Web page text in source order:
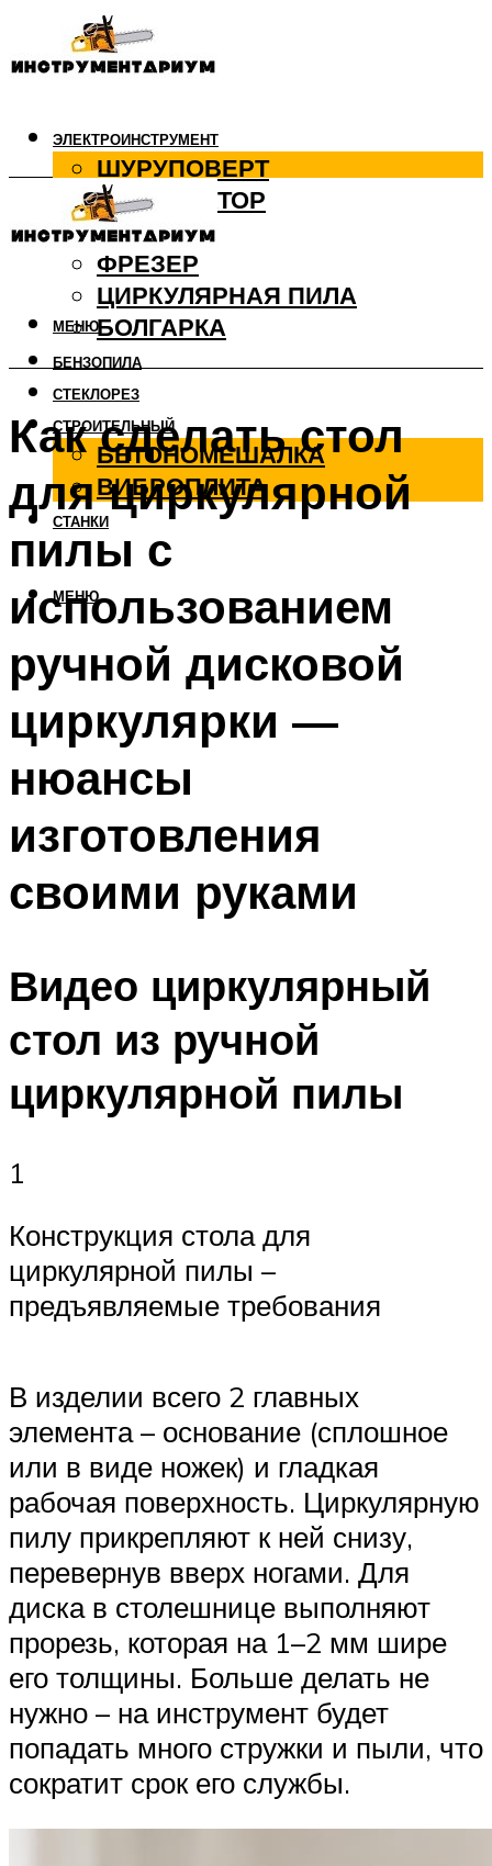
ЭЛЕКТРОИНСТРУМЕНТ
ШУРУПОВЕРТ
ПЕРФОРАТОР
ДРЕЛЬ
ФРЕЗЕР
ЦИРКУЛЯРНАЯ ПИЛА
БОЛГАРКА
БЕНЗОПИЛА
СТЕКЛОРЕЗ
СТРОИТЕЛЬНЫЙ
БЕТОНОМЕШАЛКА
ВИБРОПЛИТА
СТАНКИ
МЕНЮ
МЕНЮ
Как сделать стол
для циркулярной
пилы с
использованием
ручной дисковой
циркулярки —
нюансы
изготовления
своими руками
Видео циркулярный
стол из ручной
циркулярной пилы
1
Конструкция стола для
циркулярной пилы –
предъявляемые требования
В изделии всего 2 главных
элемента – основание (сплошное
или в виде ножек) и гладкая
рабочая поверхность. Циркулярную
пилу прикрепляют к ней снизу,
перевернув вверх ногами. Для
диска в столешнице выполняют
прорезь, которая на 1–2 мм шире
его толщины. Больше делать не
нужно – на инструмент будет
попадать много стружки и пыли, что
сократит срок его службы.